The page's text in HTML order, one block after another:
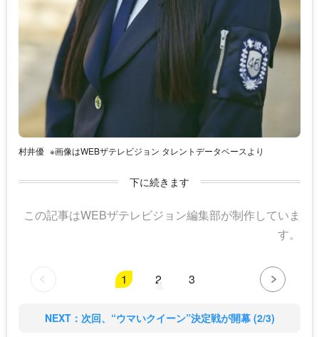
村井優 ※画像はWEBザテレビジョン タレントデータベースより
下に続きます
この記事はWEBザテレビジョン編集部が制作していま
す。
1 2 3
NEXT：次回、“ウマいクイーン”決定戦が開幕 (2/3)